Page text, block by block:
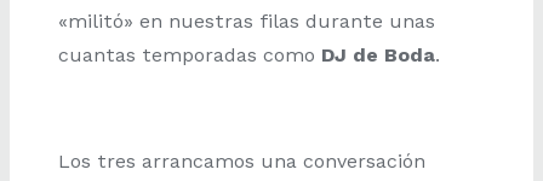
«militó» en nuestras filas durante unas
cuantas temporadas como DJ de Boda.
Los tres arrancamos una conversación